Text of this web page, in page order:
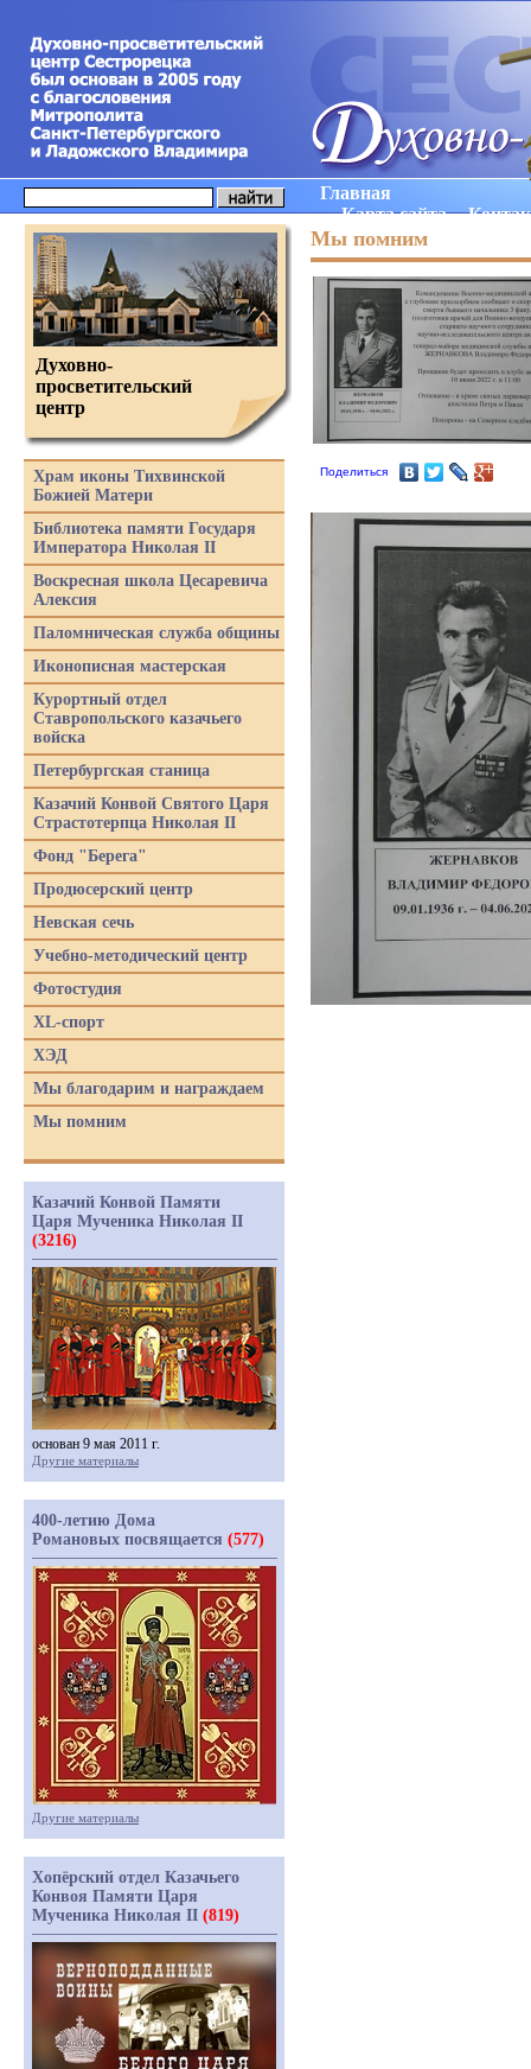
Главная
Карта сайта
Мы помним
Поделиться
Духовно-
просветительский
центр
Храм иконы Тихвинской
Божией Матери
Библиотека памяти Государя
Императора Николая II
Воскресная школа Цесаревича
Алексия
Паломническая служба общины
Иконописная мастерская
Курортный отдел
Ставропольского казачьего
войска
Петербургская станица
Казачий Конвой Святого Царя
Страстотерпца Николая II
Фонд "Берега"
Продюсерский центр
Невская сечь
Учебно-методический центр
Фотостудия
XL-спорт
ХЭД
Мы благодарим и награждаем
Мы помним
Казачий Конвой Памяти
Царя Мученика Николая II
(3216)
основан 9 мая 2011 г.
Другие материалы
400-летию Дома
Романовых посвящается (577)
Другие материалы
Хопёрский отдел Казачьего
Конвоя Памяти Царя
Мученика Николая II (819)